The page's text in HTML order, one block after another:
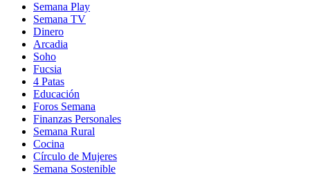
Semana Play
Semana TV
Dinero
Arcadia
Soho
in
new
window
Fucsia
in
new
window
4 Patas
Educación
Foros Semana
Finanzas Personales
Semana Rural
Cocina
Círculo de Mujeres
Semana Sostenible